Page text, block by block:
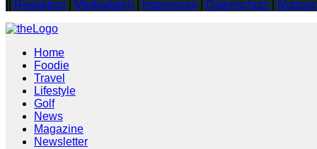
Redaktion Mediadaten Impressum Datenschutz
Home
Foodie
Travel
Lifestyle
Golf
News
Magazine
Newsletter